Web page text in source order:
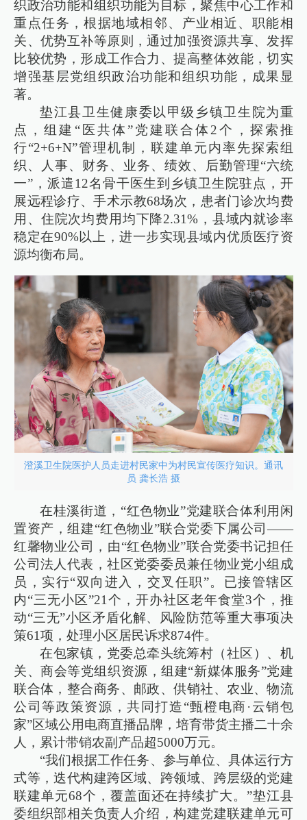
织政治功能和组织功能为目标，聚焦中心工作和
重点任务，根据地域相邻、产业相近、职能相
关、优势互补等原则，通过加强资源共享、发挥
比较优势，形成工作合力、提高整体效能，切实
增强基层党组织政治功能和组织功能，成果显
著。
垫江县卫生健康委以甲级乡镇卫生院为重
点，组建“医共体”党建联合体2个，探索推
行“2+6+N”管理机制，联建单元内率先探索组
织、人事、财务、业务、绩效、后勤管理“六统
一”，派遣12名骨干医生到乡镇卫生院驻点，开
展远程诊疗、手术示教68场次，患者门诊次均费
用、住院次均费用均下降2.31%，县域内就诊率
稳定在90%以上，进一步实现县域内优质医疗资
源均衡布局。
澄溪卫生院医护人员走进村民家中为村民宣传医疗知识。通讯
员 龚长浩 摄
在桂溪街道，“红色物业”党建联合体利用闲
置资产，组建“红色物业”联合党委下属公司——
红馨物业公司，由“红色物业”联合党委书记担任
公司法人代表，社区党委委员兼任物业党小组成
员，实行“双向进入，交叉任职”。已接管辖区
内“三无小区”21个，开办社区老年食堂3个，推
动“三无”小区矛盾化解、风险防范等重大事项决
策61项，处理小区居民诉求874件。
在包家镇，党委总牵头统筹村（社区）、机
关、商会等党组织资源，组建“新媒体服务”党建
联合体，整合商务、邮政、供销社、农业、物流
公司等政策资源，共同打造“甄橙电商·云销包
家”区域公用电商直播品牌，培育带货主播二十余
人，累计带销农副产品超5000万元。
“我们根据工作任务、参与单位、具体运行方
式等，迭代构建跨区域、跨领域、跨层级的党建
联建单元68个，覆盖面还在持续扩大。”垫江县
委组织部相关负责人介绍，构建党建联建单元可